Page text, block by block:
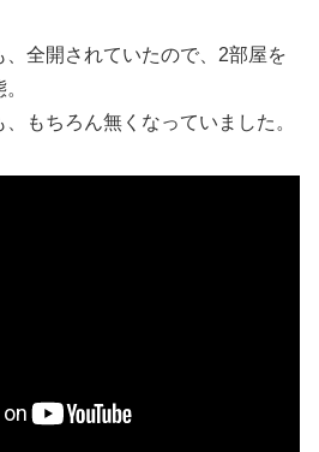
、全開されていたので、2部屋を
もちろん無くなっていました。